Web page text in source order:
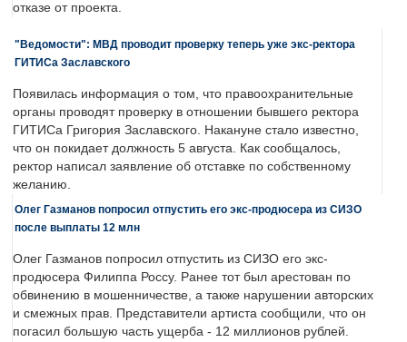
отказе от проекта.
"Ведомости": МВД проводит проверку теперь уже экс-ректора
ГИТИСа Заславского
Появилась информация о том, что правоохранительные
органы проводят проверку в отношении бывшего ректора
ГИТИСа Григория Заславского. Накануне стало известно,
что он покидает должность 5 августа. Как сообщалось,
ректор написал заявление об отставке по собственному
желанию.
Олег Газманов попросил отпустить его экс-продюсера из СИЗО
после выплаты 12 млн
Олег Газманов попросил отпустить из СИЗО его экс-
продюсера Филиппа Россу. Ранее тот был арестован по
обвинению в мошенничестве, а также нарушении авторских
и смежных прав. Представители артиста сообщили, что он
погасил большую часть ущерба - 12 миллионов рублей.